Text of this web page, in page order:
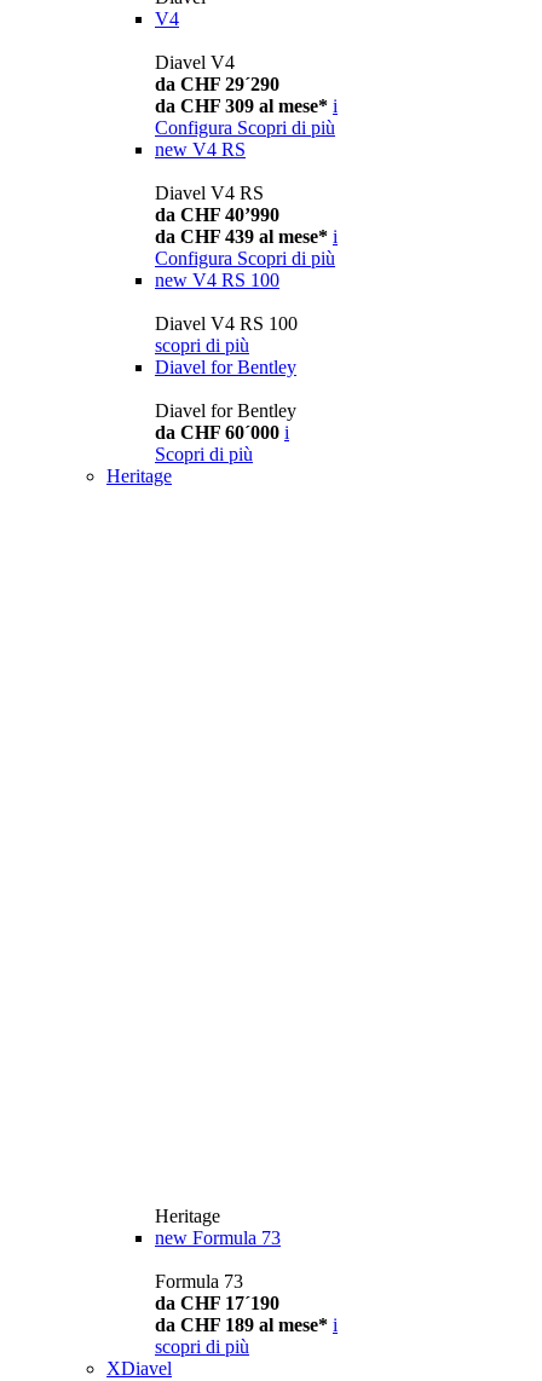
V4
Diavel V4
da CHF 29´290
da CHF 309 al mese* i
Configura Scopri di più
new V4 RS
Diavel V4 RS
da CHF 40’990
da CHF 439 al mese* i
Configura Scopri di più
new V4 RS 100
Diavel V4 RS 100
scopri di più
Diavel for Bentley
Diavel for Bentley
da CHF 60´000 i
Scopri di più
Heritage
Heritage
new Formula 73
Formula 73
da CHF 17´190
da CHF 189 al mese* i
scopri di più
XDiavel